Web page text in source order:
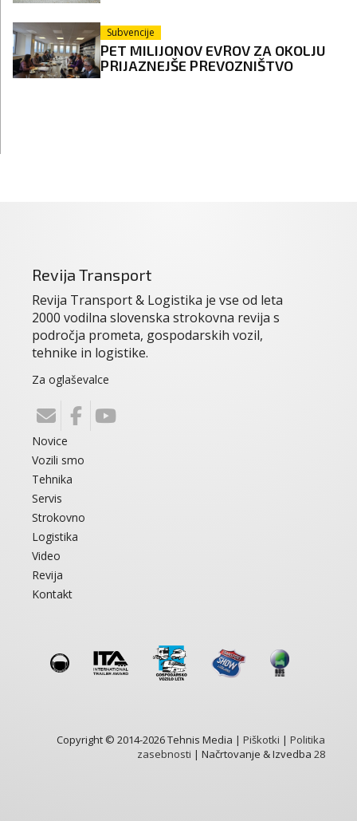
Subvencije
PET MILIJONOV EVROV ZA OKOLJU
PRIJAZNEJŠE PREVOZNIŠTVO
Revija Transport
Revija Transport & Logistika je vse od leta
2000 vodilna slovenska strokovna revija s
področja prometa, gospodarskih vozil,
tehnike in logistike.
Za oglaševalce
Novice
Vozili smo
Tehnika
Servis
Strokovno
Logistika
Video
Revija
Kontakt
Copyright © 2014-2026 Tehnis Media | Piškotki | Politika
zasebnosti | Načrtovanje & Izvedba 28